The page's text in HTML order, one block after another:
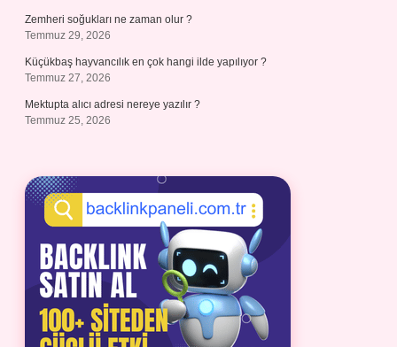
Zemheri soğukları ne zaman olur ?
Temmuz 29, 2026
Küçükbaş hayvancılık en çok hangi ilde yapılıyor ?
Temmuz 27, 2026
Mektupta alıcı adresi nereye yazılır ?
Temmuz 25, 2026